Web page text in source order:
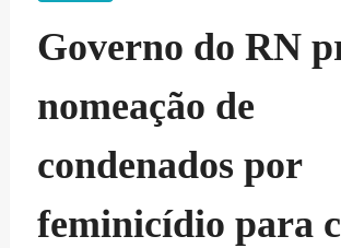
Governo do RN
nomeação de
condenados por
feminicídio para